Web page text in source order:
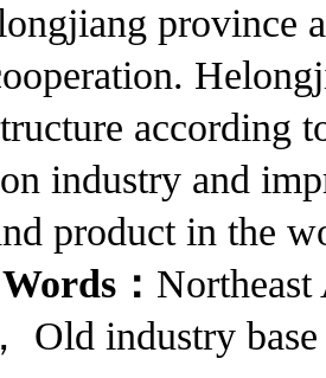
province
according
industry and
product in the
：
Old industry base